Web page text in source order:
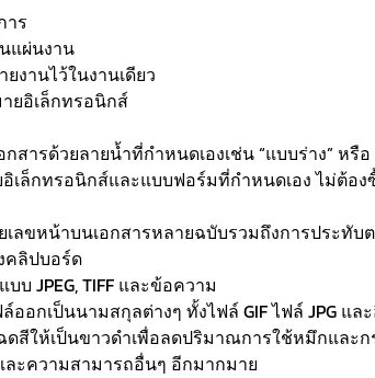
าร
แผ่นงาน
งานไว้ในงานเดียว
ยอิเล็กทรอนิกส์
กสารด้วยลายน้ำที่กำหนดเองเช่น “แบบร่าง” หรื
เล็กทรอนิกส์และแบบฟอร์มที่กำหนดเอง ไม่ต้อ
ลขหน้าบนเอกสารหลายฉบับรวมถึงการประทับ
คลิปบอร์ด
บ JPEG, TIFF และข้อความ
ออกเป็นนามสกุลต่างๆ ทั้งไฟล์ GIF ไฟล์ JPG แล
ดสีให้เป็นขาวดำเพื่อลดปริมาณการใช้หมึกแล
ะความสามารถอื่นๆ อีกมากมาย